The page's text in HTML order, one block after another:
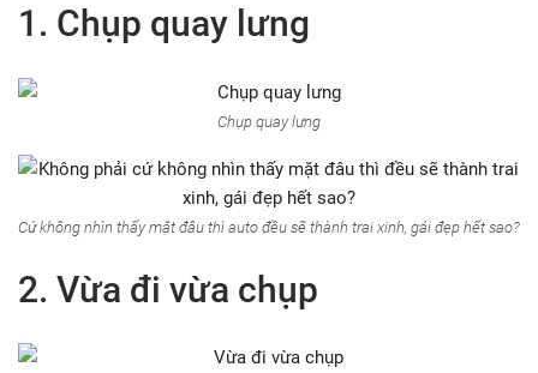
1. Chụp quay lưng
Chụp quay lưng
Cứ không nhìn thấy mặt đâu thì auto đều sẽ thành trai xinh, gái đẹp hết sao?
2. Vừa đi vừa chụp